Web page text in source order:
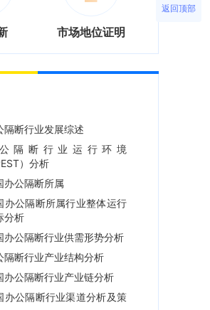
市场地位证明
隔断行业发展综述
隔断行业运行环境
）分析
办公隔断所属
办公隔断所属行业整体运行
分析
办公隔断行业供需形势分析
隔断行业产业结构分析
办公隔断行业产业链分析
办公隔断行业渠道分析及策
返回顶部